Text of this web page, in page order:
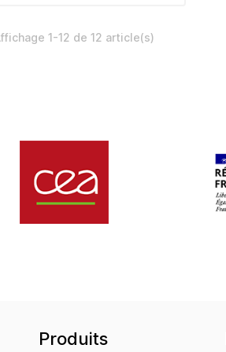
1-12 de 12 article(s)
Produits